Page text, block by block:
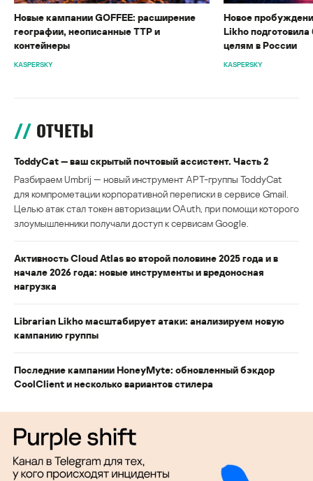
Новые кампании GOFFEE: расширение
географии, неописанные TTP и
контейнеры
KASPERSKY
Новое
Likho
целям в России
KASPERSKY
ОТЧЕТЫ
ToddyCat — ваш скрытый почтовый ассистент. Часть 2
Разбираем Umbrij — новый инструмент APT-группы ToddyCat
для компрометации корпоративной переписки в сервисе Gmail.
Целью атак стал токен авторизации OAuth, при помощи которого
злоумышленники получали доступ к сервисам Google.
Активность Cloud Atlas во второй половине 2025 года и в
начале 2026 года: новые инструменты и вредоносная
нагрузка
Librarian Likho масштабирует атаки: анализируем новую
кампанию группы
Последние кампании HoneyMyte: обновленный бэкдор
CoolClient и несколько вариантов стилера